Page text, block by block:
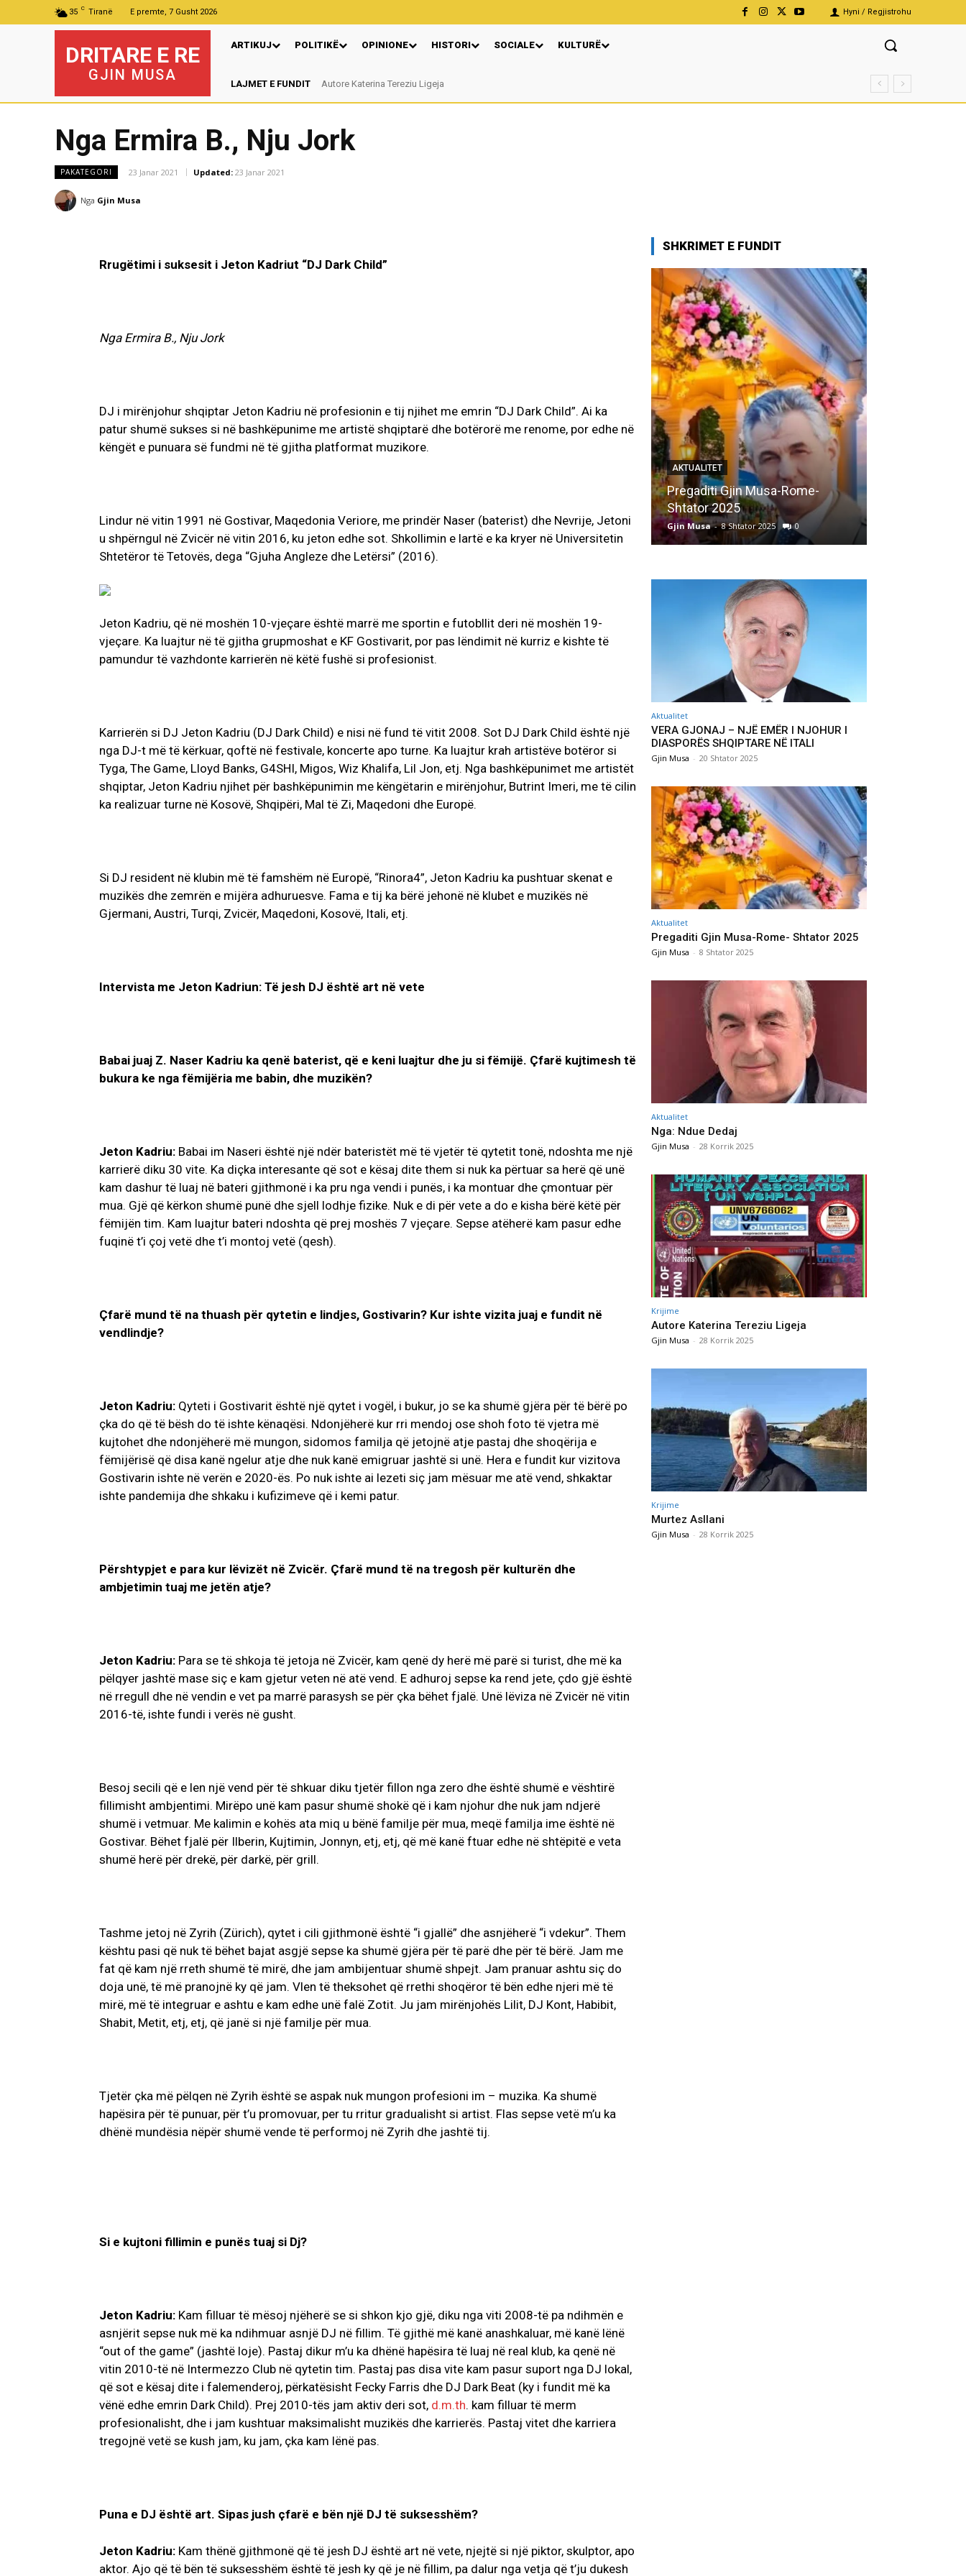
35 C Tiranë E premte, 7 Gusht 2026 Hyni / Regjistrohu
DRITARE E RE
GJIN MUSA
ARTIKUJ POLITIKË OPINIONE HISTORI SOCIALE KULTURË
LAJMET E FUNDIT Autore Katerina Tereziu Ligeja
Nga Ermira B., Nju Jork
PAKATEGORI 23 Janar 2021 Updated: 23 Janar 2021
Nga Gjin Musa
Rrugëtimi i suksesit i Jeton Kadriut “DJ Dark Child”
Nga Ermira B., Nju Jork
DJ i mirënjohur shqiptar Jeton Kadriu në profesionin e tij njihet me emrin “DJ Dark Child”. Ai ka
patur shumë sukses si në bashkëpunime me artistë shqiptarë dhe botërorë me renome, por edhe në
këngët e punuara së fundmi në të gjitha platformat muzikore.
Lindur në vitin 1991 në Gostivar, Maqedonia Veriore, me prindër Naser (baterist) dhe Nevrije, Jetoni
u shpërngul në Zvicër në vitin 2016, ku jeton edhe sot. Shkollimin e lartë e ka kryer në Universitetin
Shtetëror të Tetovës, dega “Gjuha Angleze dhe Letërsi” (2016).
Jeton Kadriu, që në moshën 10-vjeçare është marrë me sportin e futobllit deri në moshën 19-
vjeçare. Ka luajtur në të gjitha grupmoshat e KF Gostivarit, por pas lëndimit në kurriz e kishte të
pamundur të vazhdonte karrierën në këtë fushë si profesionist.
Karrierën si DJ Jeton Kadriu (DJ Dark Child) e nisi në fund të vitit 2008. Sot DJ Dark Child është një
nga DJ-t më të kërkuar, qoftë në festivale, koncerte apo turne. Ka luajtur krah artistëve botëror si
Tyga, The Game, Lloyd Banks, G4SHI, Migos, Wiz Khalifa, Lil Jon, etj. Nga bashkëpunimet me artistët
shqiptar, Jeton Kadriu njihet për bashkëpunimin me këngëtarin e mirënjohur, Butrint Imeri, me të cilin
ka realizuar turne në Kosovë, Shqipëri, Mal të Zi, Maqedoni dhe Europë.
Si DJ resident në klubin më të famshëm në Europë, “Rinora4”, Jeton Kadriu ka pushtuar skenat e
muzikës dhe zemrën e mijëra adhuruesve. Fama e tij ka bërë jehonë në klubet e muzikës në
Gjermani, Austri, Turqi, Zvicër, Maqedoni, Kosovë, Itali, etj.
Intervista me Jeton Kadriun: Të jesh DJ është art në vete
Babai juaj Z. Naser Kadriu ka qenë baterist, që e keni luajtur dhe ju si fëmijë. Çfarë kujtimesh të
bukura ke nga fëmijëria me babin, dhe muzikën?
Jeton Kadriu: Babai im Naseri është një ndër bateristët më të vjetër të qytetit tonë, ndoshta me një
karrierë diku 30 vite. Ka diçka interesante që sot e kësaj dite them si nuk ka përtuar sa herë që unë
kam dashur të luaj në bateri gjithmonë i ka pru nga vendi i punës, i ka montuar dhe çmontuar për
mua. Gjë që kërkon shumë punë dhe sjell lodhje fizike. Nuk e di për vete a do e kisha bërë këtë për
fëmijën tim. Kam luajtur bateri ndoshta që prej moshës 7 vjeçare. Sepse atëherë kam pasur edhe
fuqinë t’i çoj vetë dhe t’i montoj vetë (qesh).
Çfarë mund të na thuash për qytetin e lindjes, Gostivarin? Kur ishte vizita juaj e fundit në
vendlindje?
Jeton Kadriu: Qyteti i Gostivarit është një qytet i vogël, i bukur, jo se ka shumë gjëra për të bërë po
çka do që të bësh do të ishte kënaqësi. Ndonjëherë kur rri mendoj ose shoh foto të vjetra më
kujtohet dhe ndonjëherë më mungon, sidomos familja që jetojnë atje pastaj dhe shoqërija e
fëmijërisë që disa kanë ngelur atje dhe nuk kanë emigruar jashtë si unë. Hera e fundit kur vizitova
Gostivarin ishte në verën e 2020-ës. Po nuk ishte ai lezeti siç jam mësuar me atë vend, shkaktar
ishte pandemija dhe shkaku i kufizimeve që i kemi patur.
Përshtypjet e para kur lëvizët në Zvicër. Çfarë mund të na tregosh për kulturën dhe
ambjetimin tuaj me jetën atje?
Jeton Kadriu: Para se të shkoja të jetoja në Zvicër, kam qenë dy herë më parë si turist, dhe më ka
pëlqyer jashtë mase siç e kam gjetur veten në atë vend. E adhuroj sepse ka rend jete, çdo gjë është
në rregull dhe në vendin e vet pa marrë parasysh se për çka bëhet fjalë. Unë lëviza në Zvicër në vitin
2016-të, ishte fundi i verës në gusht.
Besoj secili që e len një vend për të shkuar diku tjetër fillon nga zero dhe është shumë e vështirë
fillimisht ambjentimi. Mirëpo unë kam pasur shumë shokë që i kam njohur dhe nuk jam ndjerë
shumë i vetmuar. Me kalimin e kohës ata miq u bënë familje për mua, meqë familja ime është në
Gostivar. Bëhet fjalë për Ilberin, Kujtimin, Jonnyn, etj, etj, që më kanë ftuar edhe në shtëpitë e veta
shumë herë për drekë, për darkë, për grill.
Tashme jetoj në Zyrih (Zürich), qytet i cili gjithmonë është “i gjallë” dhe asnjëherë “i vdekur”. Them
kështu pasi që nuk të bëhet bajat asgjë sepse ka shumë gjëra për të parë dhe për të bërë. Jam me
fat që kam një rreth shumë të mirë, dhe jam ambijentuar shumë shpejt. Jam pranuar ashtu siç do
doja unë, të më pranojnë ky që jam. Vlen të theksohet që rrethi shoqëror të bën edhe njeri më të
mirë, më të integruar e ashtu e kam edhe unë falë Zotit. Ju jam mirënjohës Lilit, DJ Kont, Habibit,
Shabit, Metit, etj, etj, që janë si një familje për mua.
Tjetër çka më pëlqen në Zyrih është se aspak nuk mungon profesioni im – muzika. Ka shumë
hapësira për të punuar, për t’u promovuar, per tu rritur gradualisht si artist. Flas sepse vetë m’u ka
dhënë mundësia nëpër shumë vende të performoj në Zyrih dhe jashtë tij.
Si e kujtoni fillimin e punës tuaj si Dj?
Jeton Kadriu: Kam filluar të mësoj njëherë se si shkon kjo gjë, diku nga viti 2008-të pa ndihmën e
asnjërit sepse nuk më ka ndihmuar asnjë DJ në fillim. Të gjithë më kanë anashkaluar, më kanë lënë
“out of the game” (jashtë loje). Pastaj dikur m’u ka dhënë hapësira të luaj në real klub, ka qenë në
vitin 2010-të në Intermezzo Club në qytetin tim. Pastaj pas disa vite kam pasur suport nga DJ lokal,
që sot e kësaj dite i falemenderoj, përkatësisht Fecky Farris dhe DJ Dark Beat (ky i fundit më ka
vënë edhe emrin Dark Child). Prej 2010-tës jam aktiv deri sot, d.m.th. kam filluar të merm
profesionalisht, dhe i jam kushtuar maksimalisht muzikës dhe karrierës. Pastaj vitet dhe karriera
tregojnë vetë se kush jam, ku jam, çka kam lënë pas.
Puna e DJ është art. Sipas jush çfarë e bën një DJ të suksesshëm?
Jeton Kadriu: Kam thënë gjithmonë që të jesh DJ është art në vete, njejtë si një piktor, skulptor, apo
aktor. Ajo që të bën të suksesshëm është të jesh ky që je në fillim, pa dalur nga vetja që t’ju dukesh
SHKRIMET E FUNDIT
Gjin Musa - 20 Shtator 2025 1
AKTUALITET
Pregaditi Gjin Musa-Rome-
Shtator 2025
Gjin Musa - 8 Shtator 2025 0
Aktualitet
VERA GJONAJ – NJË EMËR I NJOHUR I
DIASPORËS SHQIPTARE NË ITALI
Gjin Musa - 20 Shtator 2025
Aktualitet
Pregaditi Gjin Musa-Rome- Shtator 2025
Gjin Musa - 8 Shtator 2025
Aktualitet
Nga: Ndue Dedaj
Gjin Musa - 28 Korrik 2025
Krijime
Autore Katerina Tereziu Ligeja
Gjin Musa - 28 Korrik 2025
Krijime
Murtez Asllani
Gjin Musa - 28 Korrik 2025